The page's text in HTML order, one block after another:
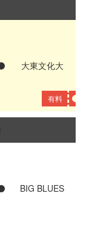
大東文化大
有料
BIG BLUES